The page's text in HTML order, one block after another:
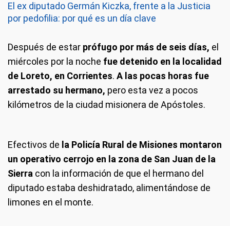
El ex diputado Germán Kiczka, frente a la Justicia
por pedofilia: por qué es un día clave
Después de estar prófugo por más de seis días, el
miércoles por la noche fue detenido en la localidad
de Loreto, en Corrientes. A las pocas horas fue
arrestado su hermano, pero esta vez a pocos
kilómetros de la ciudad misionera de Apóstoles.
Efectivos de la Policía Rural de Misiones montaron
un operativo cerrojo en la zona de San Juan de la
Sierra con la información de que el hermano del
diputado estaba deshidratado, alimentándose de
limones en el monte.